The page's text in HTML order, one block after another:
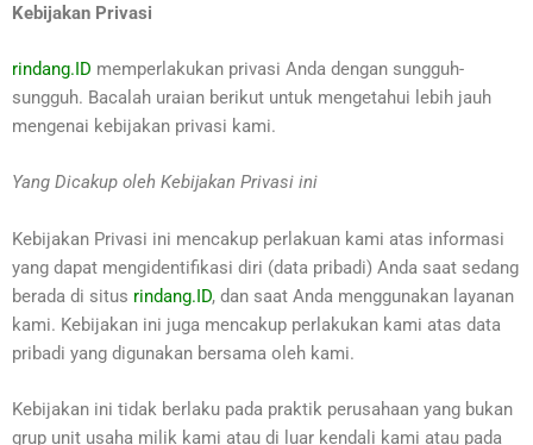
Kebijakan Privasi
rindang.ID memperlakukan privasi Anda dengan sungguh-
sungguh. Bacalah uraian berikut untuk mengetahui lebih jauh
mengenai kebijakan privasi kami.
Yang Dicakup oleh Kebijakan Privasi ini
Kebijakan Privasi ini mencakup perlakuan kami atas informasi
yang dapat mengidentifikasi diri (data pribadi) Anda saat sedang
berada di situs rindang.ID, dan saat Anda menggunakan layanan
kami. Kebijakan ini juga mencakup perlakukan kami atas data
pribadi yang digunakan bersama oleh kami.
Kebijakan ini tidak berlaku pada praktik perusahaan yang bukan
grup unit usaha milik kami atau di luar kendali kami atau pada